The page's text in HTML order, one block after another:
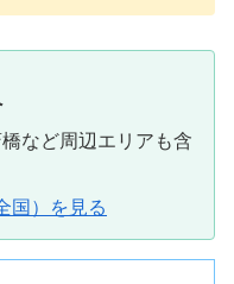
など周辺エリアも含
国）を見る